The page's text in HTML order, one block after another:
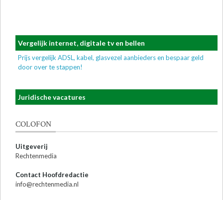
Vergelijk internet, digitale tv en bellen
Prijs vergelijk ADSL, kabel, glasvezel aanbieders en bespaar geld
door over te stappen!
Juridische vacatures
COLOFON
Uitgeverij
Rechtenmedia
Contact Hoofdredactie
info@rechtenmedia.nl